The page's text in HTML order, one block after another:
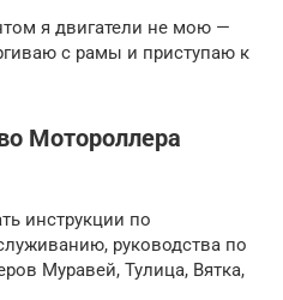
я двигатели не мою —
с рамы и приступаю к
Мотороллера
инструкции по
руководства по
Муравей, Тулица, Вятка,